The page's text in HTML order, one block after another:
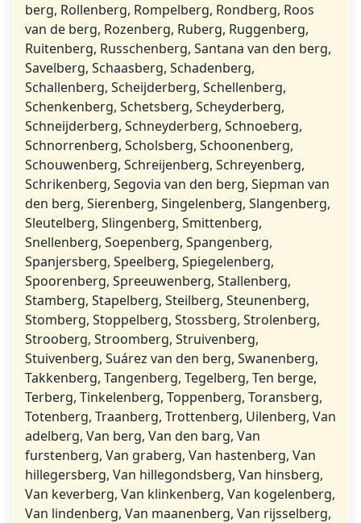
berg, Rollenberg, Rompelberg, Rondberg, Roos
van de berg, Rozenberg, Ruberg, Ruggenberg,
Ruitenberg, Russchenberg, Santana van den berg,
Savelberg, Schaasberg, Schadenberg,
Schallenberg, Scheijderberg, Schellenberg,
Schenkenberg, Schetsberg, Scheyderberg,
Schneijderberg, Schneyderberg, Schnoeberg,
Schnorrenberg, Scholsberg, Schoonenberg,
Schouwenberg, Schreijenberg, Schreyenberg,
Schrikenberg, Segovia van den berg, Siepman van
den berg, Sierenberg, Singelenberg, Slangenberg,
Sleutelberg, Slingenberg, Smittenberg,
Snellenberg, Soepenberg, Spangenberg,
Spanjersberg, Speelberg, Spiegelenberg,
Spoorenberg, Spreeuwenberg, Stallenberg,
Stamberg, Stapelberg, Steilberg, Steunenberg,
Stomberg, Stoppelberg, Stossberg, Strolenberg,
Strooberg, Stroomberg, Struivenberg,
Stuivenberg, Suárez van den berg, Swanenberg,
Takkenberg, Tangenberg, Tegelberg, Ten berge,
Terberg, Tinkelenberg, Toppenberg, Toransberg,
Totenberg, Traanberg, Trottenberg, Uilenberg, Van
adelberg, Van berg, Van den barg, Van
furstenberg, Van graberg, Van hastenberg, Van
hillegersberg, Van hillegondsberg, Van hinsberg,
Van keverberg, Van klinkenberg, Van kogelenberg,
Van lindenberg, Van maanenberg, Van rijsselberg,